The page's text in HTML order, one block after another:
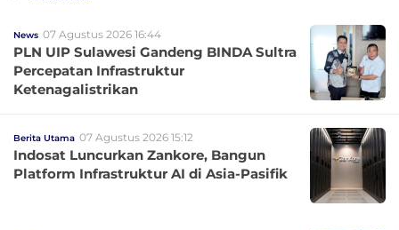
News 07 Agustus 2026 16:44
PLN UIP Sulawesi Gandeng BINDA Sultra
Percepatan Infrastruktur
Ketenagalistrikan
Berita Utama 07 Agustus 2026 15:12
Indosat Luncurkan Zankore, Bangun
Platform Infrastruktur AI di Asia-Pasifik